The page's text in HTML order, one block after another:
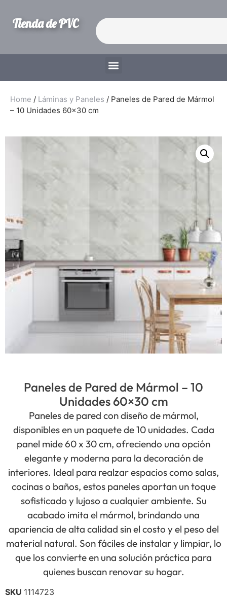
Tienda de PVC
Home / Láminas y Paneles / Paneles de Pared de Mármol
– 10 Unidades 60×30 cm
Paneles de Pared de Mármol – 10
Unidades 60×30 cm
Paneles de pared con diseño de mármol,
disponibles en un paquete de 10 unidades. Cada
panel mide 60 x 30 cm, ofreciendo una opción
elegante y moderna para la decoración de
interiores. Ideal para realzar espacios como salas,
cocinas o baños, estos paneles aportan un toque
sofisticado y lujoso a cualquier ambiente. Su
acabado imita el mármol, brindando una
apariencia de alta calidad sin el costo y el peso del
material natural. Son fáciles de instalar y limpiar, lo
que los convierte en una solución práctica para
quienes buscan renovar su hogar.
SKU 1114723